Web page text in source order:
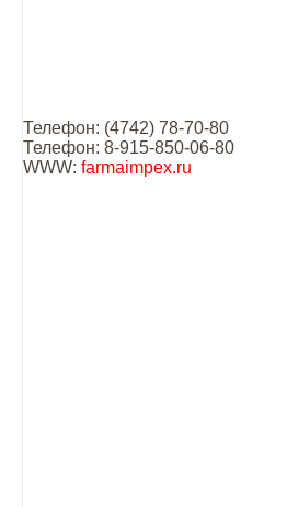
Телефон: (4742) 78-70-80
Телефон: 8-915-850-06-80
WWW: farmaimpex.ru